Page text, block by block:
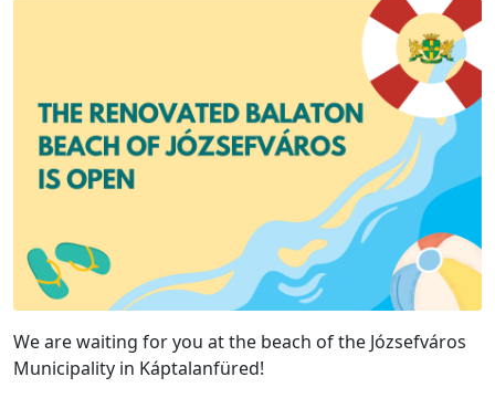
We are waiting for you at the beach of the Józsefváros
Municipality in Káptalanfüred!